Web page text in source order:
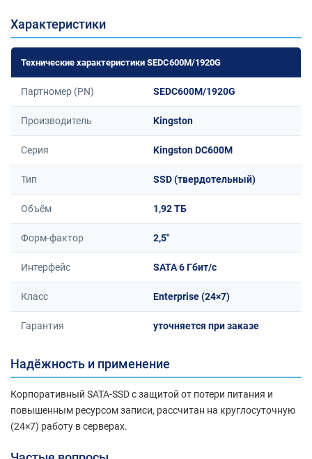
Характеристики
Технические характеристики SEDC600M/1920G
Партномер (PN) SEDC600M/1920G
Производитель Kingston
Серия Kingston DC600M
Тип SSD (твердотельный)
Объём 1,92 ТБ
Форм-фактор 2,5"
Интерфейс SATA 6 Гбит/с
Класс Enterprise (24×7)
Гарантия уточняется при заказе
Надёжность и применение
Корпоративный SATA-SSD с защитой от потери питания и
повышенным ресурсом записи, рассчитан на круглосуточную
(24×7) работу в серверах.